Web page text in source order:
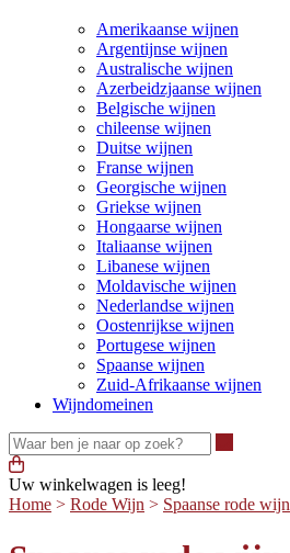
Amerikaanse wijnen
Argentijnse wijnen
Australische wijnen
Azerbeidzjaanse wijnen
Belgische wijnen
chileense wijnen
Duitse wijnen
Franse wijnen
Georgische wijnen
Griekse wijnen
Hongaarse wijnen
Italiaanse wijnen
Libanese wijnen
Moldavische wijnen
Nederlandse wijnen
Oostenrijkse wijnen
Portugese wijnen
Spaanse wijnen
Zuid-Afrikaanse wijnen
Wijndomeinen
Uw winkelwagen is leeg!
Home > Rode Wijn > Spaanse rode wijn